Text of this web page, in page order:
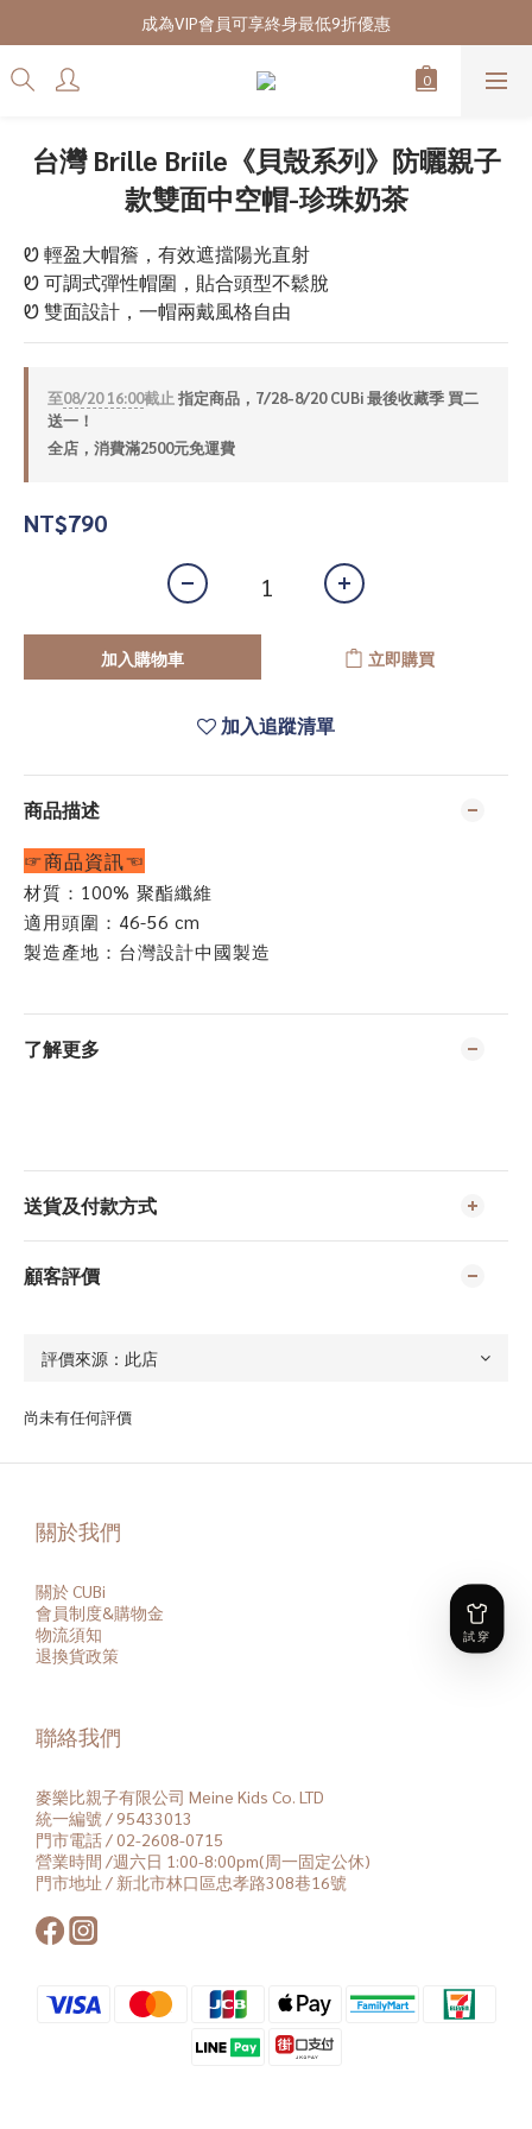
7/28-8/20 CUBi 收藏季全館買二送一
成為VIP會員可享終身最低9折優惠
7/28-8/20 CUBi 收藏季全館買二送一
台灣 Brille Briile《貝殼系列》防曬親子
款雙面中空帽-珍珠奶茶
Ꮼ 輕盈大帽簷，有效遮擋陽光直射
Ꮼ 可調式彈性帽圍，貼合頭型不鬆脫
Ꮼ 雙面設計，一帽兩戴風格自由
至08/20 16:00截止 指定商品，7/28-8/20 CUBi 最後收藏季 買二
送一！
全店，消費滿2500元免運費
NT$790
加入購物車 立即購買
加入追蹤清單
商品描述
☞商品資訊☜
材質：100% 聚酯纖維
適用頭圍：46-56 cm
製造產地：台灣設計中國製造
了解更多
送貨及付款方式
顧客評價
尚未有任何評價
關於我們
關於 CUBi
會員制度&購物金
物流須知
退換貨政策
聯絡我們
麥樂比親子有限公司 Meine Kids Co. LTD
統一編號 / 95433013
門市電話 / 02-2608-0715
營業時間 /週六日 1:00-8:00pm(周一固定公休)
門市地址 / 新北市林口區忠孝路308巷16號